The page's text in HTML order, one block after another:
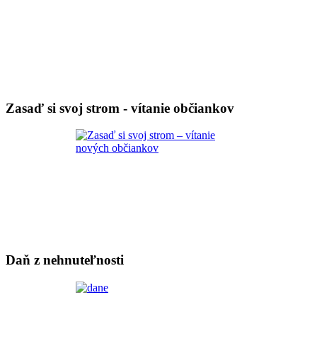
Zasaď si svoj strom - vítanie občiankov
Daň z nehnuteľnosti